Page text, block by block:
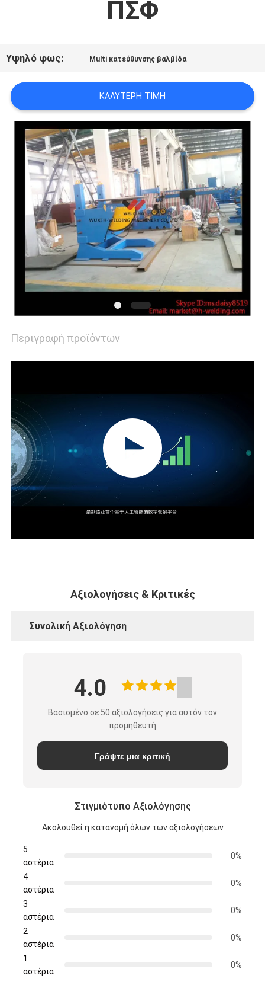
ΈΛΕΓΧΟΣ
ΜΑΣ
ΕΛΆΤΕ
ΕΠΑΦΉ
ΕΙΔΉΣΕΙΣ
ΖΗΤΉΣΤΕ
ΑΠΌΣΠΑΣΜΑ
SITEMAP
ΠΟΛΙΤΙΚΉ
ΑΠΟΡΡΉΤΟΥ
ΠΣΦ
Υψηλό φως: Multi κατεύθυνσης βαλβίδα
ΚΑΛΎΤΕΡΗ ΤΙΜΉ
Περιγραφή προϊόντων
Αξιολογήσεις & Κριτικές
Συνολική Αξιολόγηση
4.0
Βασισμένο σε 50 αξιολογήσεις για αυτόν τον
προμηθευτή
Γράψτε μια κριτική
Στιγμιότυπο Αξιολόγησης
Ακολουθεί η κατανομή όλων των αξιολογήσεων
5
αστέρια
0%
4
αστέρια
0%
3
αστέρια
0%
2
αστέρια
0%
1
αστέρια
0%